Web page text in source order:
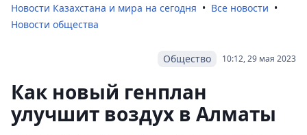
Новости Казахстана и мира на сегодня
Все новости
Новости общества
10:12, 29 мая 2023
Общество
Как новый генплан
улучшит воздух в Алматы